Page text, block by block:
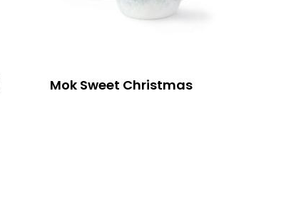
Mok Sweet Christmas